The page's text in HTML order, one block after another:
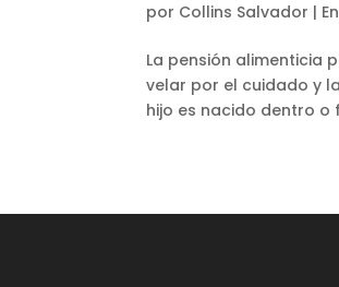
por Collins Salvador |
La pensión alimenticia
velar por el cuidado y
hijo es nacido dentro o